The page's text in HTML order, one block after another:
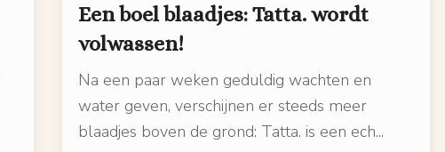
Een boel blaadjes: Tatta. wordt
volwassen!
Na een paar weken geduldig wachten en
water geven, verschijnen er steeds meer
blaadjes boven de grond: Tatta. is een ech...